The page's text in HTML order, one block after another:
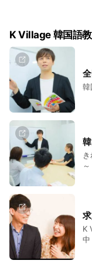
K Village 韓国語
韓
～
K
中